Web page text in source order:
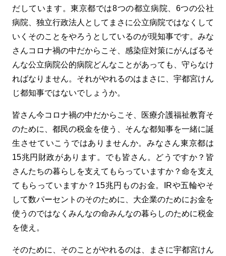
だしています。東京都では8つの都立病院、6つの公社
病院、独立行政法人としてまさに公立病院ではなくして
いくそのことをやろうとしているのが現知事です。みな
さんコロナ禍の中だからこそ、感染症対策にがんばるそ
んな公立病院公的病院どんなことがあっても、守らなけ
ればなりません。それがやれるのはまさに、宇都宮けん
じ都知事ではないでしょうか。
皆さん今コロナ禍の中だからこそ、医療介護福祉教育そ
のために、都民の税金を使う、そんな都知事を一緒に誕
生させていこうではありませんか。みなさん東京都は
15兆円財政があります。でも皆さん。どうですか？皆
さんたちの暮らしを支えてもらっていますか？命を支え
てもらっていますか？15兆円ものお金。IRや五輪やそ
して数パーセントのそのために、大企業のためにお金を
使うのではなくみんなの命みんなの暮らしのために税金
を使え。
そのために、そのことがやれるのは、まさに宇都宮けん